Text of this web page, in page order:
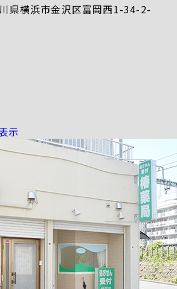
県横浜市金沢区富岡西1-34-2-
示